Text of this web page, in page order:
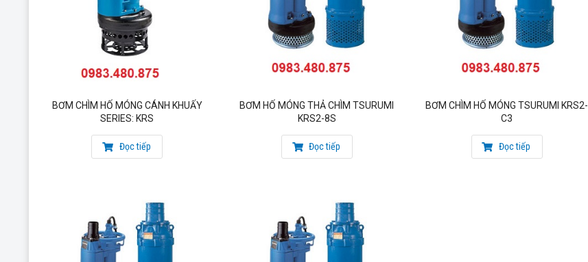
Email: sieuthibom@gmail.com
Địa chỉ Hà Nội : Số 41/1277 đường Giải Phóng, Thịnh Liệt, Hoàng Mai, Hà Nội
Văn phòng : 76 Nguyễn Háo Vĩnh, Phường Tân Quý, Quận Tân Phú, TP Hồ Chí Minh
BƠM CHÌM HỐ MÓNG CÁNH KHUẤY
SERIES: KRS
Đọc tiếp
BƠM HỐ MÓNG THẢ CHÌM TSURUMI
KRS2-8S
Đọc tiếp
BƠM CHÌM HỐ MÓNG TSURUMI KRS2-
C3
Đọc tiếp